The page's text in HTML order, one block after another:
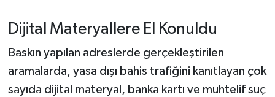
Dijital Materyallere El Konuldu
Baskın yapılan adreslerde gerçekleştirilen
aramalarda, yasa dışı bahis trafiğini kanıtlayan çok
sayıda dijital materyal, banka kartı ve muhtelif suç